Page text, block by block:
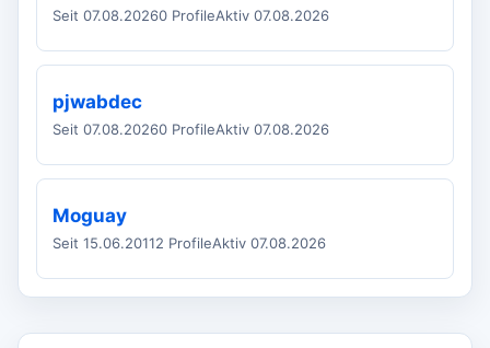
Seit 07.08.20260 ProfileAktiv 07.08.2026
pjwabdec
Seit 07.08.20260 ProfileAktiv 07.08.2026
Moguay
Seit 15.06.20112 ProfileAktiv 07.08.2026